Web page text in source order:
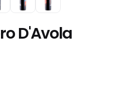
D'Avola